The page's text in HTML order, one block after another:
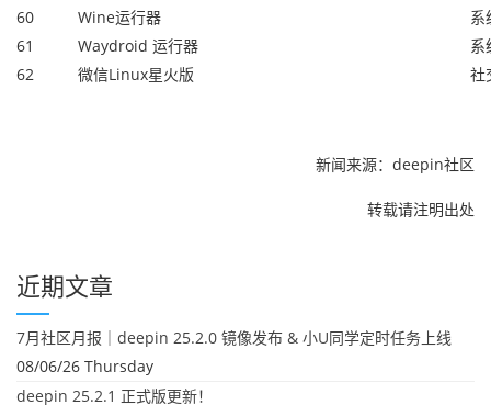
60
Wine运行器
系
61
Waydroid 运行器
系
62
微信Linux星火版 社
新闻来源：deepin社区
转载请注明出处
近期文章
7月社区月报｜deepin 25.2.0 镜像发布 & 小U同学定时任务上线
08/06/26 Thursday
deepin 25.2.1 正式版更新！